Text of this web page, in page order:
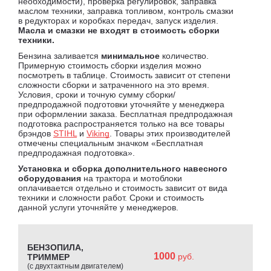
маслом техники, заправка топливом, контроль смазки
в редукторах и коробках передач, запуск изделия.
Масла и смазки не входят в стоимость сборки
техники.
Бензина заливается минимальное количество.
Примерную стоимость сборки изделия можно
посмотреть в таблице. Стоимость зависит от степени
сложности сборки и затраченного на это время.
Условия, сроки и точную сумму сборки/
предпродажной подготовки уточняйте у менеджера
при оформлении заказа. Бесплатная предпродажная
подготовка распространяется только на все товары
брэндов STIHL и Viking . Товары этих производителей
отмечены специальным значком «Бесплатная
предпродажная подготовка».
Установка и сборка дополнительного навесного
оборудования на трактора и мотоблоки
оплачивается отдельно и стоимость зависит от вида
техники и сложности работ. Сроки и стоимость
данной услуги уточняйте у менеджеров.
БЕНЗОПИЛА,
ТРИММЕР
(с двухтактным двигателем)
1000 руб.